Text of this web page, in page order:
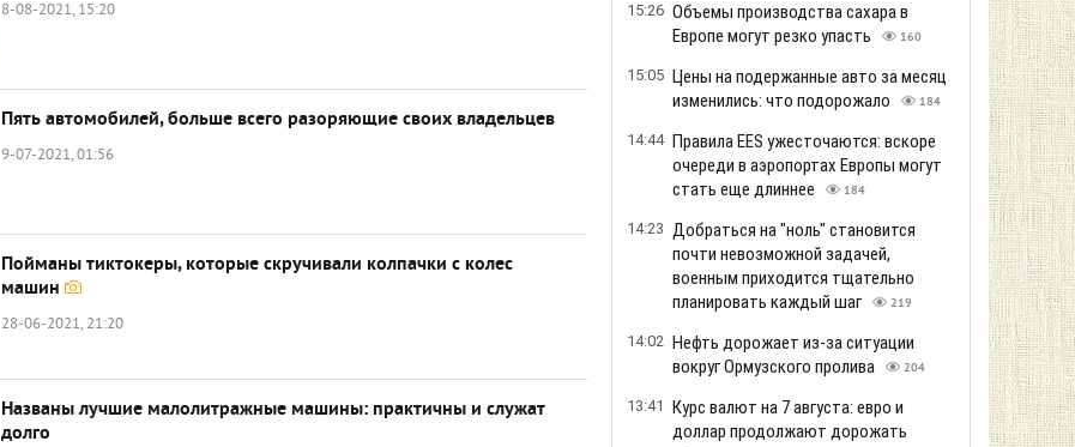
8-08-2021, 15:20
Пять автомобилей, больше всего разоряющие своих владельцев
9-07-2021, 01:56
Пойманы тиктокеры, которые скручивали колпачки с колес
машин
28-06-2021, 21:20
Названы лучшие малолитражные машины: практичны и служат
долго
15:26 Объемы производства сахара в
Европе могут резко упасть
160
15:05 Цены на подержанные авто за месяц
изменились: что подорожало
184
14:44 Правила EES ужесточаются: вскоре
очереди в аэропортах Европы могут
стать еще длиннее
184
14:23 Добраться на "ноль" становится
почти невозможной задачей,
военным приходится тщательно
планировать каждый шаг
219
14:02 Нефть дорожает из-за ситуации
вокруг Ормузского пролива
204
13:41 Курс валют на 7 августа: евро и
доллар продолжают дорожать